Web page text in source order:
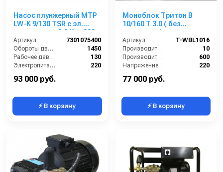
Насос плунжерный MTP
LW-K 9/130 TSR с эл.
двигателем 2,9 Квт 220
В
Артикул:
7301075400
Обороты двигателя (об/мин):
1450
Рабочее давление (бар):
130
Электропитание (В):
220
Мощность (кВт):
93 000 руб.
⚡ В корзину
Моноблок Тритон B
10/160 T 3.0 ( без
электрики)
Артикул:
T-WBL1016
Производительность (л/мин):
10
Производительность (л/ч):
600
Напряжение (В):
220
Рабочее давление (бар):
77 000 руб.
⚡ В корзину